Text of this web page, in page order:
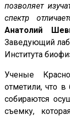
позволяет
спектр
Анатолий
Заведующий
Института
Ученые
отметили, что
собираются
съемку,